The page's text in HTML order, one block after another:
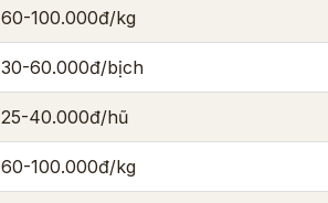
60-100.000đ/kg
30-60.000đ/bịch
25-40.000đ/hũ
60-100.000đ/kg